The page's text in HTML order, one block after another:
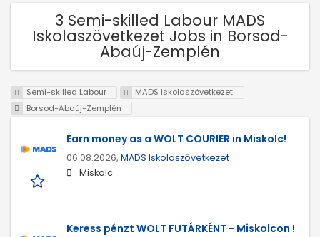
3 Semi-skilled Labour MADS
Iskolaszövetkezet Jobs in Borsod-
Abaúj-Zemplén
Semi-skilled Labour
MADS Iskolaszövetkezet
Borsod-Abaúj-Zemplén
Earn money as a WOLT COURIER in Miskolc!
06.08.2026, MADS Iskolaszövetkezet
Miskolc
Keress pénzt WOLT FUTÁRKÉNT - Miskolcon !